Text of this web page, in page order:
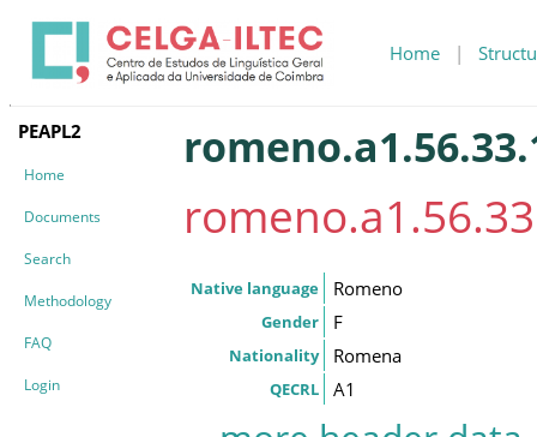
Home |
PEAPL2
Home
Documents
Search
Methodology
FAQ
Login
Native language Romeno
Gender F
Nationality Romena
QECRL A1